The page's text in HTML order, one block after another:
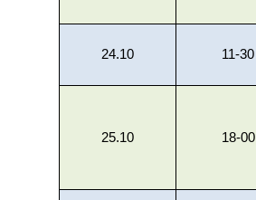
24.10 11-30
25.10 18-00